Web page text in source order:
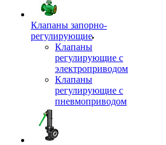
Клапаны запорно-
регулирующие
Клапаны
регулирующие с
электроприводом
Клапаны
регулирующие с
пневмоприводом